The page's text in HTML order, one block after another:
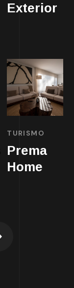
Exterior
TURISMO
Prema
Home